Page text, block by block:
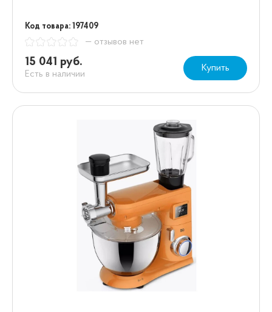
Код товара: 197409
— отзывов нет
15 041 руб.
Есть в наличии
Купить